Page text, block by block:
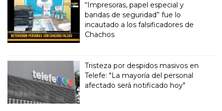
“Impresoras, papel especial y
bandas de seguridad” fue lo
incautado a los falsificadores de
Chachos
Tristeza por despidos masivos en
Telefe: "La mayoría del personal
afectado será notificado hoy"